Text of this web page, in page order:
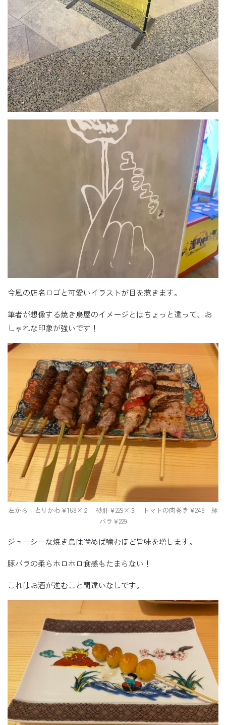
今風の店名ロゴと可愛いイラストが目を惹きます。
筆者が想像する焼き鳥屋のイメージとはちょっと違って、お
しゃれな印象が強いです！
左から とりかわ￥168×２ 砂肝￥229×３ トマトの肉巻き￥248 豚
バラ￥229
ジューシーな焼き鳥は噛めば噛むほど旨味を増します。
豚バラの柔らホロホロ食感もたまらない！
これはお酒が進むこと間違いなしです。